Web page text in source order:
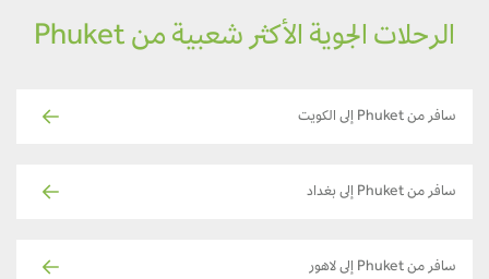
الرحلات الجوية الأكثر شعبية من Phuket
سافر من Phuket إلى الكويت
سافر من Phuket إلى بغداد
سافر من Phuket إلى لاهور